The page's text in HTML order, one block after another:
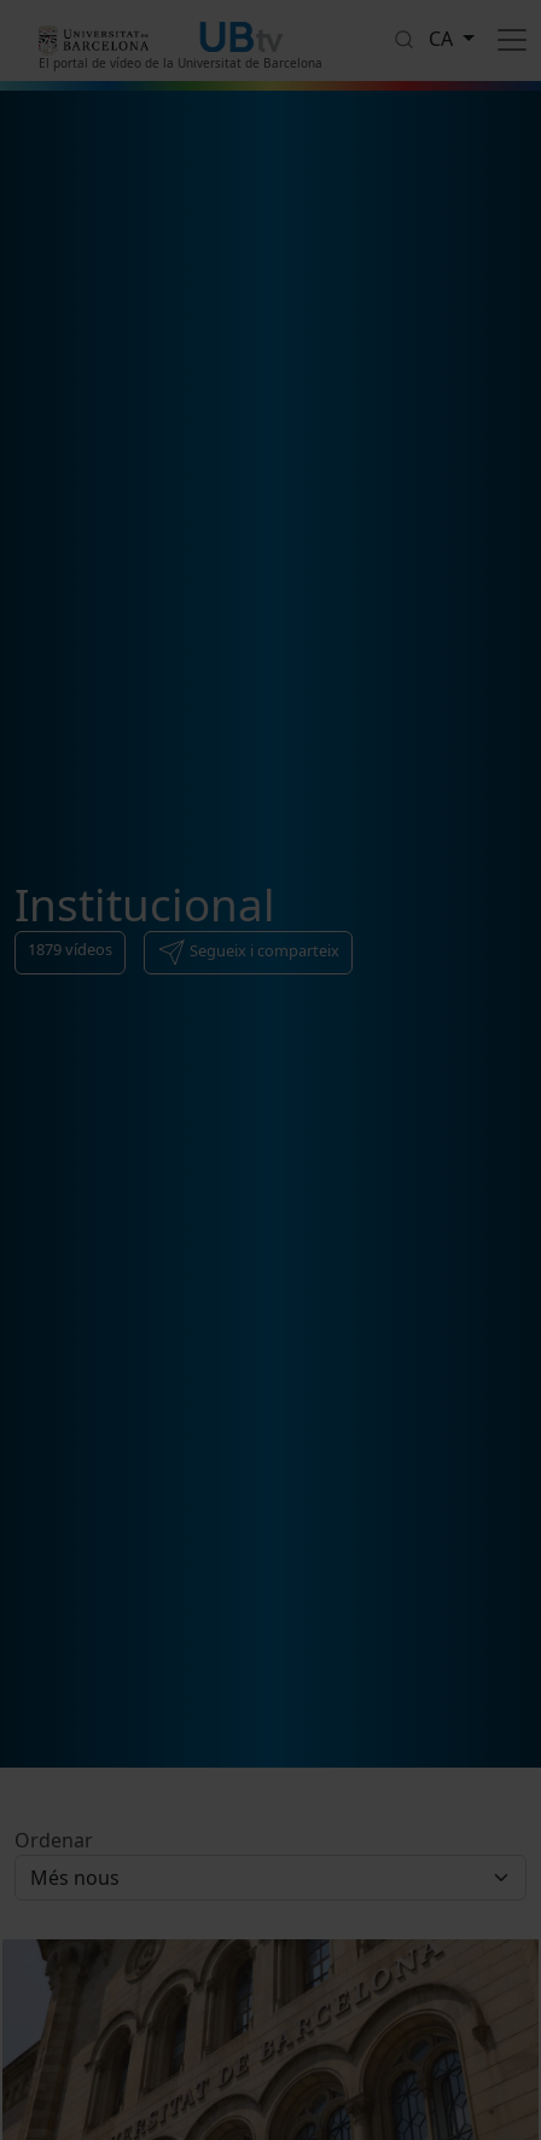
El portal de vídeo de la Universitat de Barcelona
CA
Institucional
1879vídeos Segueix i comparteix
Ordenar